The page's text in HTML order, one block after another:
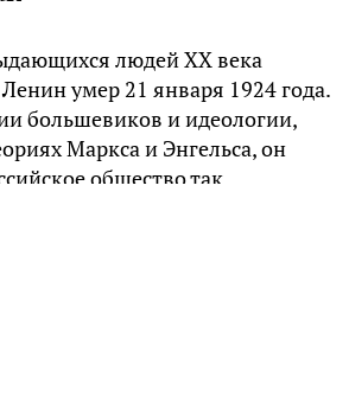
людей XX века
умер 21 января 1924 года.
большевиков и идеологии,
Маркса и Энгельса, он
общество так